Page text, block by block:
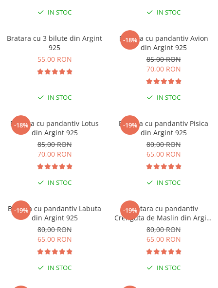
Lănțișoare cu Cruce
Lănțișoare cu Stea
Lănțișoare cu Soare
Lănțișoare cu Semilună
Lănțișoare cu Animale
Lănțișoare cu Pietre Naturale
Lănțișoare Argint Diverse
COLIERE CU PERLE
Coliere cu Perle Naturale
Coliere cu Inimioare
Coliere cu Cruce
Coliere cu Stea
Coliere cu Soare
Coliere cu Semilună
Coliere cu Zodii
IN STOC IN STOC
Bratara cu 3 bilute din Argint
925
55,00 RON
IN STOC
-18%
Bratara cu pandantiv Avion
din Argint 925
85,00 RON
70,00 RON
IN STOC
-18%
Bratara cu pandantiv Lotus
din Argint 925
85,00 RON
70,00 RON
IN STOC
-19%
Bratara cu pandantiv Pisica
din Argint 925
80,00 RON
65,00 RON
IN STOC
-19%
Bratara cu pandantiv Labuta
din Argint 925
80,00 RON
65,00 RON
IN STOC
-19%
Bratara cu pandantiv
Crenguta de Maslin din Argint
925
80,00 RON
65,00 RON
IN STOC